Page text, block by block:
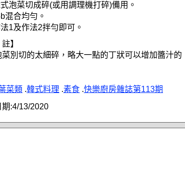
泡菜切成碎(或用調理機打碎)備用。
混合均勻。
1及作法2拌勻即可。
】
菜別切的太細碎，略大一點的丁狀可以增加醬汁的
菜類 .韓式料理 .素食 .快樂廚房雜誌第113期
期:4/13/2020